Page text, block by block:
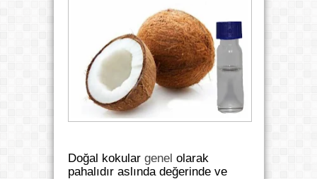
Doğal kokular genel olarak
pahalıdır aslında değerinde ve